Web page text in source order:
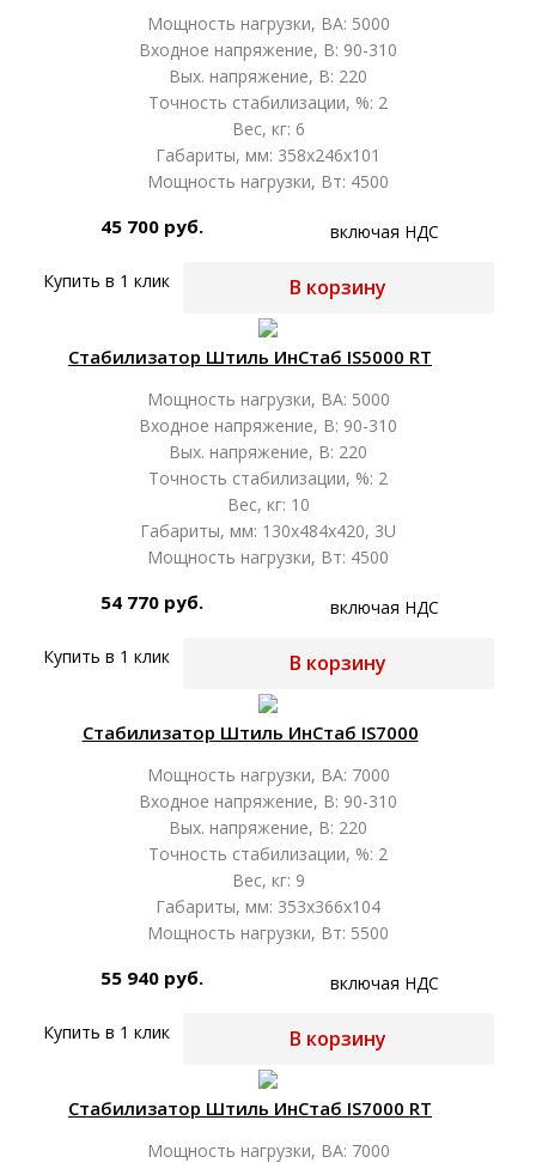
Мощность нагрузки, ВА: 5000
Входное напряжение, В: 90-310
Вых. напряжение, В: 220
Точность стабилизации, %: 2
Вес, кг: 6
Габариты, мм: 358х246х101
Мощность нагрузки, Вт: 4500
45 700 руб. включая НДС
Купить в 1 клик В корзину
Стабилизатор Штиль ИнСтаб IS5000 RT
Мощность нагрузки, ВА: 5000
Входное напряжение, В: 90-310
Вых. напряжение, В: 220
Точность стабилизации, %: 2
Вес, кг: 10
Габариты, мм: 130х484х420, 3U
Мощность нагрузки, Вт: 4500
54 770 руб. включая НДС
Купить в 1 клик В корзину
Стабилизатор Штиль ИнСтаб IS7000
Мощность нагрузки, ВА: 7000
Входное напряжение, В: 90-310
Вых. напряжение, В: 220
Точность стабилизации, %: 2
Вес, кг: 9
Габариты, мм: 353x366x104
Мощность нагрузки, Вт: 5500
55 940 руб. включая НДС
Купить в 1 клик В корзину
Стабилизатор Штиль ИнСтаб IS7000 RT
Мощность нагрузки, ВА: 7000